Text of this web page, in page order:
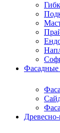
Фасадные